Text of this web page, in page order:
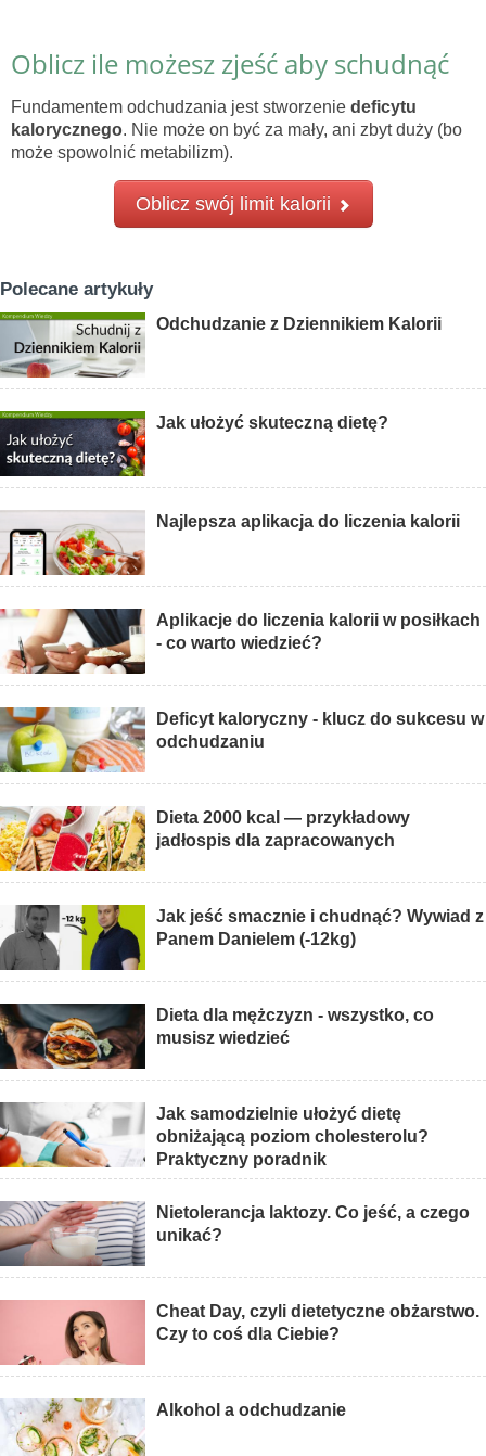
Oblicz ile możesz zjeść aby schudnąć
Fundamentem odchudzania jest stworzenie deficytu
kalorycznego. Nie może on być za mały, ani zbyt duży (bo
może spowolnić metabilizm).
Oblicz swój limit kalorii
Polecane artykuły
Odchudzanie z Dziennikiem Kalorii
Jak ułożyć skuteczną dietę?
Najlepsza aplikacja do liczenia kalorii
Aplikacje do liczenia kalorii w posiłkach
- co warto wiedzieć?
Deficyt kaloryczny - klucz do sukcesu w
odchudzaniu
Dieta 2000 kcal — przykładowy
jadłospis dla zapracowanych
Jak jeść smacznie i chudnąć? Wywiad z
Panem Danielem (-12kg)
Dieta dla mężczyzn - wszystko, co
musisz wiedzieć
Jak samodzielnie ułożyć dietę
obniżającą poziom cholesterolu?
Praktyczny poradnik
Nietolerancja laktozy. Co jeść, a czego
unikać?
Cheat Day, czyli dietetyczne obżarstwo.
Czy to coś dla Ciebie?
Alkohol a odchudzanie